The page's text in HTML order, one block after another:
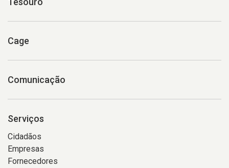
Cage
Comunicação
Serviços
Cidadãos
Empresas
Fornecedores